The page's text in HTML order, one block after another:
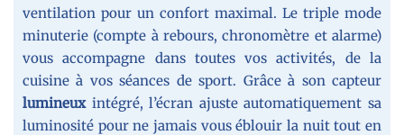
ventilation pour un confort maximal. Le triple mode
minuterie (compte à rebours, chronomètre et alarme)
vous accompagne dans toutes vos activités, de la
cuisine à vos séances de sport. Grâce à son capteur
lumineuxintégré, l’écran ajuste automatiquement sa
luminosité pour ne jamais vous éblouir la nuit tout en